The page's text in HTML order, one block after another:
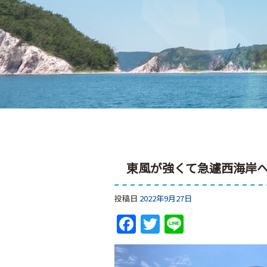
東風が強くて急遽西海岸
投稿日 2022年9月27日
Facebook
Twitter